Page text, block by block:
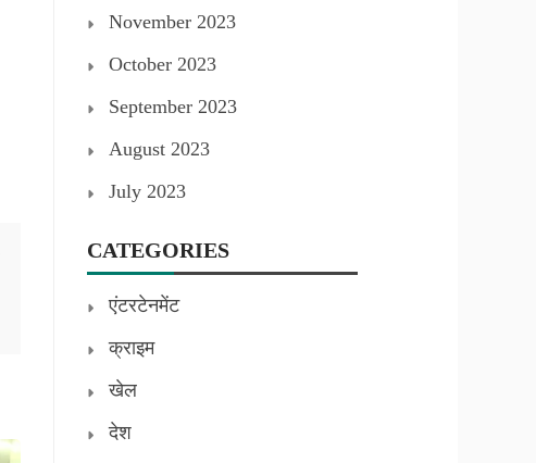
November 2023
October 2023
September 2023
August 2023
July 2023
CATEGORIES
एंटरटेनमेंट
क्राइम
खेल
देश